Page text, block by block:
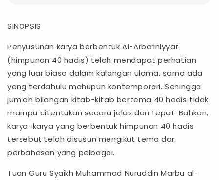
SINOPSIS
Penyusunan karya berbentuk Al-Arba’iniyyat
(himpunan 40 hadis) telah mendapat perhatian
yang luar biasa dalam kalangan ulama, sama ada
yang terdahulu mahupun kontemporari. Sehingga
jumlah bilangan kitab-kitab bertema 40 hadis tidak
mampu ditentukan secara jelas dan tepat. Bahkan,
karya-karya yang berbentuk himpunan 40 hadis
tersebut telah disusun mengikut tema dan
perbahasan yang pelbagai.
Tuan Guru Syaikh Muhammad Nuruddin Marbu al-